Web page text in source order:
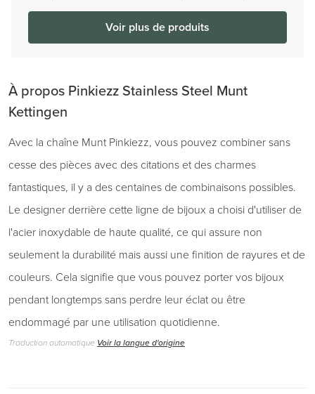
Voir plus de produits
À propos Pinkiezz Stainless Steel Munt
Kettingen
Avec la chaîne Munt Pinkiezz, vous pouvez combiner sans
cesse des pièces avec des citations et des charmes
fantastiques, il y a des centaines de combinaisons possibles.
Le designer derrière cette ligne de bijoux a choisi d'utiliser de
l'acier inoxydable de haute qualité, ce qui assure non
seulement la durabilité mais aussi une finition de rayures et de
couleurs. Cela signifie que vous pouvez porter vos bijoux
pendant longtemps sans perdre leur éclat ou être
endommagé par une utilisation quotidienne.
Traduction automatique Voir la langue d'origine